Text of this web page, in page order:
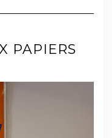
PAPIERS